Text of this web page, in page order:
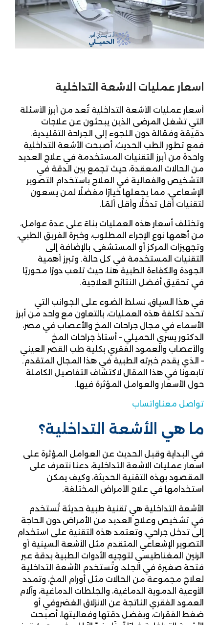
اسعار عمليات الاشعة التداخلية
أسعار عمليات الأشعة التداخلية تُعد من أبرز الأسئلة
التي تشغل المرضى الذين يبحثون عن علاجات
دقيقة وفعّالة دون اللجوء إلى الجراحة التقليدية.
فمع تطور الطب الحديث، أصبحت الأشعة التداخلية
واحدة من أبرز التقنيات المستخدمة في علاج العديد
من الحالات المعقدة، حيث تجمع بين الدقة في
التشخيص والفعالية في العلاج باستخدام التصوير
الإشعاعي، مما يجعلها خيارًا مفضلًا لمن يسعون
لتقنيات أقل تدخلًا وأقل ألمًا.
وتختلف أسعار هذه العمليات بناءً على عدة عوامل،
من أهمها نوع الإجراء المطلوب، وخبرة الفريق الطبي،
وتجهيزات المركز أو المستشفى، بالإضافة إلى
التقنيات المستخدمة في كل حالة. وتبرز أهمية
الجودة والكفاءة الطبية هنا، حيث تلعب دورًا محوريًا
في تحقيق أفضل النتائج العلاجية.
في هذا السياق، نسلط الضوء على الجوانب التي
تحدد تكلفة هذه العمليات، بالتعاون مع واحد من أبرز
الأسماء في مجال جراحات المخ والأعصاب في مصر،
الدكتور يسري الحميلي – أستاذ جراحات المخ
والأعصاب والعمود الفقري بكلية طب القصر العيني
– الذي يقدم خبرته الطبية في هذا المجال المتقدم.
تابعونا في هذا المقال لاكتشاف التفاصيل الكاملة
حول الأسعار والعوامل المؤثرة فيها.
تواصل معنا واتساب
ما هي الأشعة التداخلية؟
في البداية وقبل الحديث عن العوامل المؤثرة على
اسعار عمليات الاشعة التداخلية، دعنا نتعرف على
المقصود بهذه التقنية الحديثة، وكيف يمكن
استخدامها في علاج الأمراض المختلفة.
الأشعة التداخلية هي تقنية طبية حديثة تُستخدم
في تشخيص وعلاج العديد من الأمراض دون الحاجة
إلى تدخل جراحي، وتعتمد هذه التقنية على استخدام
التصوير الإشعاعي المتقدم مثل الأشعة السينية أو
الرنين المغناطيسي لتوجيه الأدوات الطبية بدقة عبر
فتحة صغيرة في الجلد، وتُستخدم الأشعة التداخلية
لعلاج مجموعة من الحالات مثل أورام المخ، وتمدد
الأوعية الدموية الدماغية، والجلطات الدماغية، وآلام
العمود الفقري الناتجة عن الانزلاق الغضروفي أو
ضغط الفقرات، وبفضل دقتها وفعاليتها، أصبحت